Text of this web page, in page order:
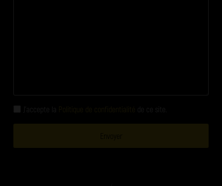
J'accepte la de ce site.